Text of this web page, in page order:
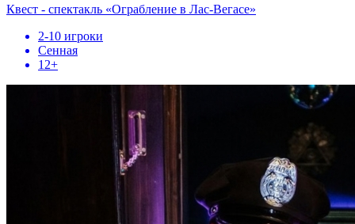
Квест - спектакль «Ограбление в Лас-Вегасе»
2-10 игроки
Сенная
12+